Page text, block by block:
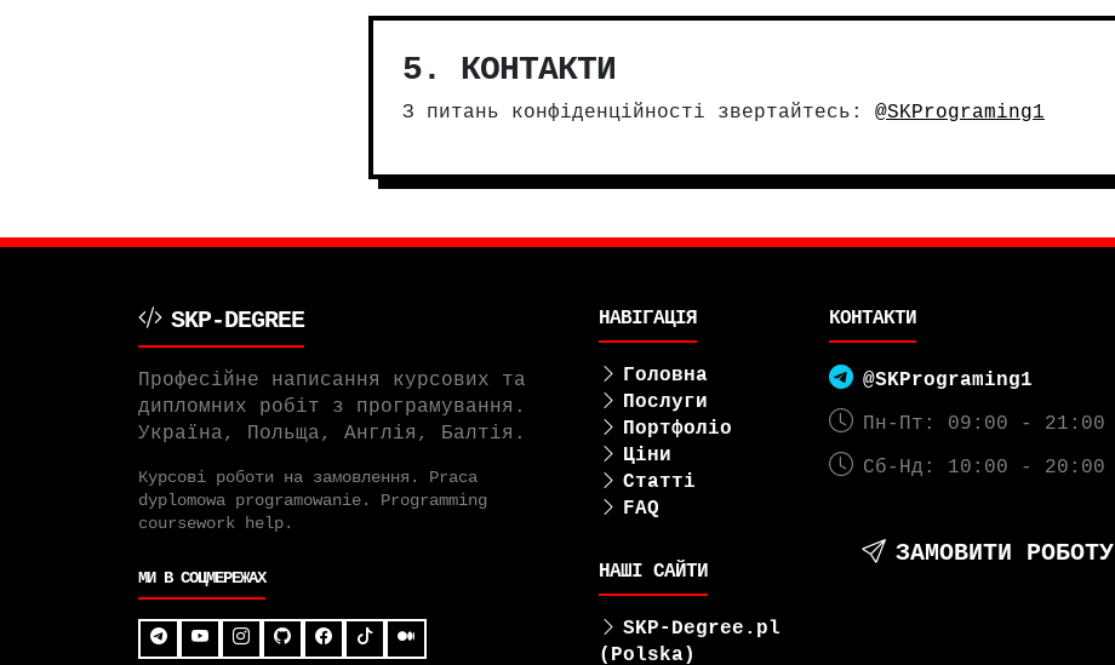
5. КОНТАКТИ
З питань конфіденційності звертайтесь: @SKPrograming1
SKP-DEGREE
Професійне написання курсових та
дипломних робіт з програмування.
Україна, Польща, Англія, Балтія.
Курсові роботи на замовлення. Praca
dyplomowa programowanie. Programming
coursework help.
МИ В СОЦМЕРЕЖАХ
НАВІГАЦІЯ
Головна
Послуги
Портфоліо
Ціни
Статті
FAQ
НАШІ САЙТИ
SKP-Degree.pl
(Polska)
КОНТАКТИ
@SKPrograming1
Пн-Пт: 09:00 - 21:00
Сб-Нд: 10:00 - 20:00
ЗАМОВИТИ РОБОТУ